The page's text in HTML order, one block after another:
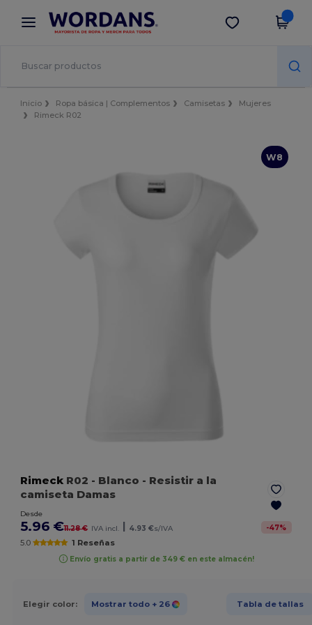
× App de Wordans
¡Mejores precios en app!
Descargar app
Inicio Ropa básica | Complementos Camisetas
Mujeres
Rimeck R02
W8
Rimeck R02 - Blanco - Resistir a la
camiseta Damas
Desde
5.96 €11.28 € IVA incl. 4.93 €s/IVA -47%
5.0 1 Reseñas
Envío gratis a partir de 349 € en este almacén!
Elegir color: Mostrar todo + 26 Tabla de tallas